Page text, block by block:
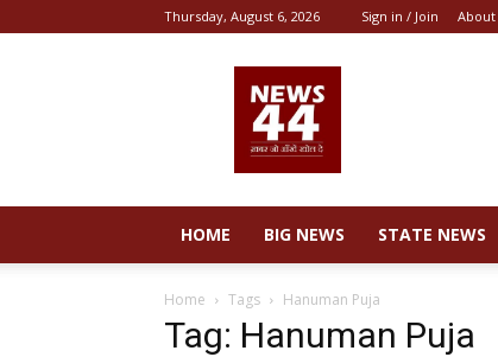
Thursday, August 6, 2026 Sign in / Join About
44
HOME BIG NEWS STATE NEWS
Home Tags Hanuman Puja
Tag: Hanuman Puja